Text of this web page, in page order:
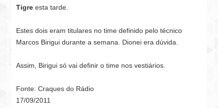
Tigre esta tarde.
Estes dois eram titulares no time definido pelo técnico
Marcos Birigui durante a semana. Dionei era dúvida.
Assim, Birigui só vai definir o time nos vestiários.
Fonte: Craques do Rádio
17/09/2011